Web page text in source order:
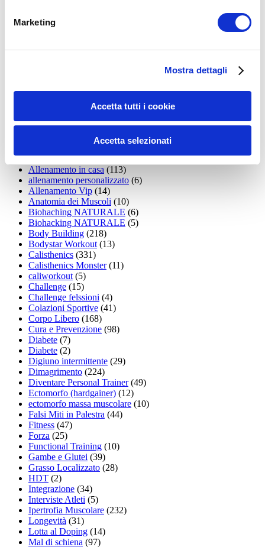
Marketing
Mostra dettagli
Accetta tutti i cookie
Accetta selezionati
15WORKOUT
addominali scolpiti(39)
Allenamento aerobico(16)
Allenamento con il TRX(36)
Allenamento Donne(75)
Allenamento in casa (113)
allenamento personalizzato (6)
Allenamento Vip (14)
Anatomia dei Muscoli (10)
Biohaching NATURALE (6)
Biohacking NATURALE (5)
Body Building (218)
Bodystar Workout(13)
Calisthenics (331)
Calisthenics Monster(11)
caliworkout(5)
Challenge (15)
Challenge felssioni (4)
Colazioni Sportive (41)
Corpo Libero (168)
Cura e Prevenzione (98)
Diabete (7)
Diabete (2)
Digiuno intermittente (29)
Dimagrimento (224)
Diventare Personal Trainer(49)
Ectomorfo (hardgainer) (12)
ectomorfo massa muscolare (10)
Falsi Miti in Palestra (44)
Fitness (47)
Forza (25)
Functional Training (10)
Gambe e Glutei (39)
Grasso Localizzato (28)
HDT (2)
Integrazione (34)
Interviste Atleti (5)
Ipertrofia Muscolare (232)
Longevità (31)
Lotta al Doping (14)
Mal di schiena (97)